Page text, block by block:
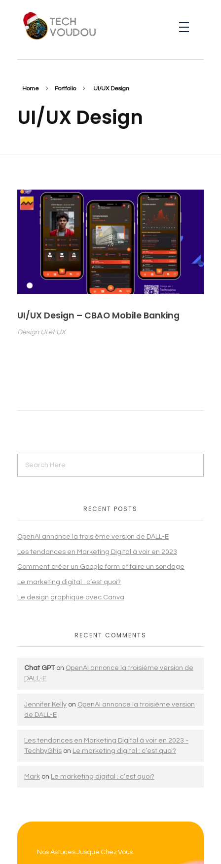
Home Portfolio UI/UX Design
UI/UX Design
UI/UX Design – CBAO Mobile Banking
Design UI et UX
RECENT POSTS
OpenAI annonce la troisième version de DALL-E
Les tendances en Marketing Digital à voir en 2023
Comment créer un Google form et faire un sondage
Le marketing digital : c’est quoi?
Le design graphique avec Canva
RECENT COMMENTS
Chat GPTon OpenAI annonce la troisième version de
DALL-E
Jennifer Kelly on OpenAI annonce la troisième version
de DALL-E
Les tendances en Marketing Digital à voir en 2023 -
TechbyGhis on Le marketing digital : c’est quoi?
Mark on Le marketing digital : c’est quoi?
Nos Astuces Jusque Chez Vous.